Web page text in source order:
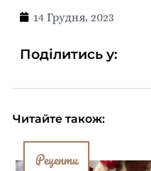
14 Грудня, 2023
Поділитись у:
Читайте також:
Рецепти